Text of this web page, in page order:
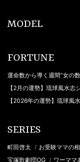
MODEL
FORTUNE
運命数から導く週間“女の
【2月の運勢】琉球風水志
【2026年の運勢】琉球風
SERIES
町田啓太 / お受験ママの
宝塚歌劇団OG / ワーママ